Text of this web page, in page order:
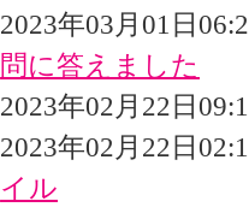
2023年03月01日
問に答えました
2023年02月22日
2023年02月22日
イル